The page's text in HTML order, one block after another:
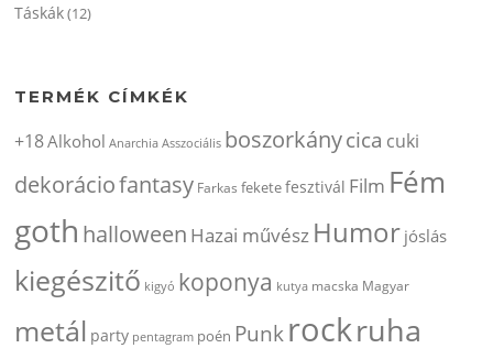
Táskák(12)
TERMÉK CÍMKÉK
+18Alkohol Anarchia Asszociális boszorkánycica cuki
dekoráciofantasy Farkas feketefesztivál Film Fém
goth halloween Hazai művész Humor jóslás
kiegészitő kigyó koponya kutya macska Magyar
metál party pentagram poén Punkrockruha